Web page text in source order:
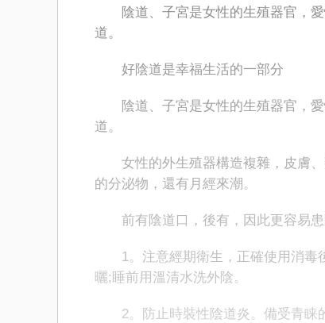
陰道、子宮是女性的生殖器官，愛
道。
好陰道是幸福生活的一部分
陰道、子宮是女性的生殖器官，愛
道。
女性的外生殖器構造複雜，皮膚、
的分泌物，還有月經來潮。
前有陰道口，後有，因此更容易患
1。注意經期衛生，正確使用消毒
曬;睡前用溫清水洗外陰。
2。防止時裝性陰道炎。備受青睐